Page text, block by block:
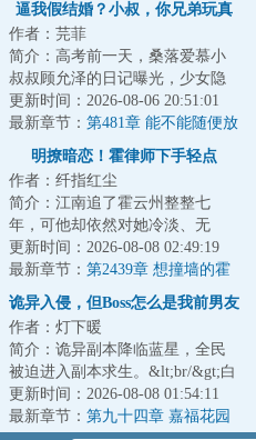
逼我假结婚？小叔，你兄弟玩真
作者：芫菲
简介：高考前一天，桑落爱慕小
叔叔顾允泽的日记曝光，少女隐
秘心事被公开处刑。&lt;br/&gt;被
迫放弃高考...
更新时间：2026-08-06 20:51:01
最新章节： 第481章 能不能随便放
手？
明撩暗恋！霍律师下手轻点
作者：纤指红尘
简介：江南追了霍云州整整七
年，可他却依然对她冷淡、无
情。她深受打击，大学毕业就心
灰意冷的出了国。三...
更新时间：2026-08-08 02:49:19
最新章节： 第2439章 想撞墙的霍
美琪
诡异入侵，但Boss怎么是我前男友
作者：灯下暖
简介：诡异副本降临蓝星，全民
被迫进入副本求生。&lt;br/&gt;白
棠被副本选中成为玩家，万万没
想到会重逢...
更新时间：2026-08-08 01:54:11
最新章节： 第九十四章 嘉福花园